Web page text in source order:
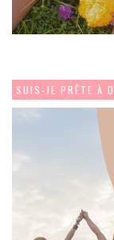
SUIS-JE PRÊTE À